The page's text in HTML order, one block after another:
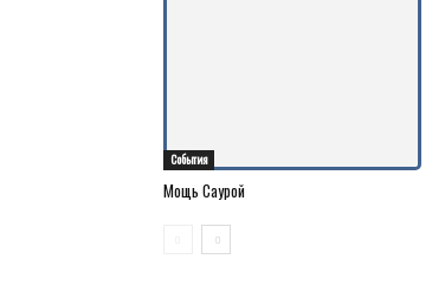
События
Мощь Саурой